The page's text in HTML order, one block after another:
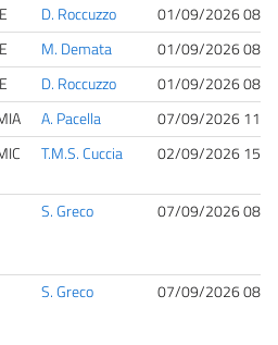
D. Roccuzzo
01/09/2026
M. Demata
01/09/2026
D. Roccuzzo
01/09/2026
A. Pacella
07/09/2026
T.M.S. Cuccia 02/09/2026
S. Greco 07/09/2026
S. Greco 07/09/2026